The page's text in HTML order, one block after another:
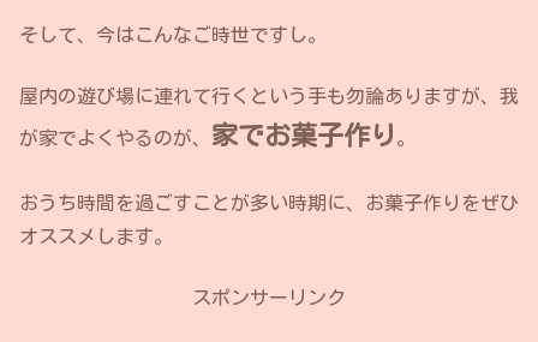
そして、今はこんなご時世ですし。
屋内の遊び場に連れて行くという手も勿論ありますが、我
が家でよくやるのが、 家でお菓子作り 。
おうち時間を過ごすことが多い時期に、お菓子作りをぜひ
オススメします。
スポンサーリンク